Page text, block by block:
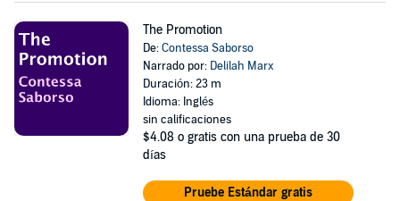
The Promotion
De:Contessa Saborso
Narrado por: Delilah Marx
Duración: 23 m
Idioma: Inglés
sin calificaciones
$4.08 o gratis con una prueba de 30
días
Pruebe Estándar gratis